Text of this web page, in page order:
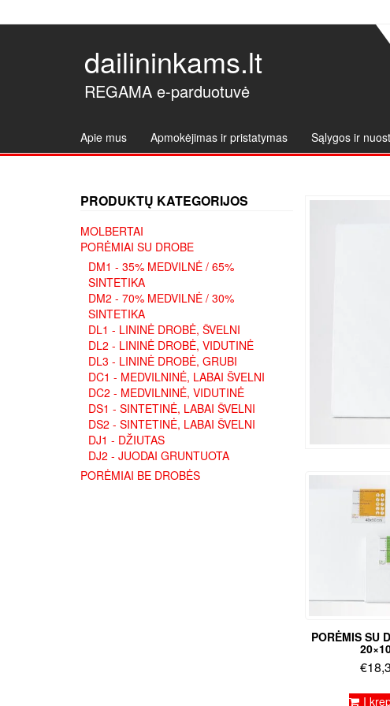
dailininkams.lt
REGAMA e-parduotuvė
Apie mus Apmokėjimas ir pristatymas Sąlygos ir
PRODUKTŲ KATEGORIJOS
MOLBERTAI
PORĖMIAI SU DROBE
DM1 - 35% MEDVILNĖ / 65%
SINTETIKA
DM2 - 70% MEDVILNĖ / 30%
SINTETIKA
DL1 - LININĖ DROBĖ, ŠVELNI
DL2 - LININĖ DROBĖ, VIDUTINĖ
DL3 - LININĖ DROBĖ, GRUBI
DC1 - MEDVILNINĖ, LABAI ŠVELNI
DC2 - MEDVILNINĖ, VIDUTINĖ
DS1 - SINTETINĖ, LABAI ŠVELNI
DS2 - SINTETINĖ, LABAI ŠVELNI
DJ1 - DŽIUTAS
DJ2 - JUODAI GRUNTUOTA
PORĖMIAI BE DROBĖS
PORĖMIS SU
€
Į